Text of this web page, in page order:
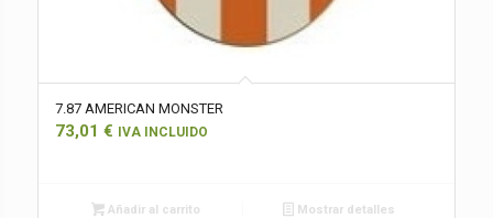
7.87 AMERICAN MONSTER
73,01 € IVA INCLUIDO
Añadir al carrito Mostrar detalles